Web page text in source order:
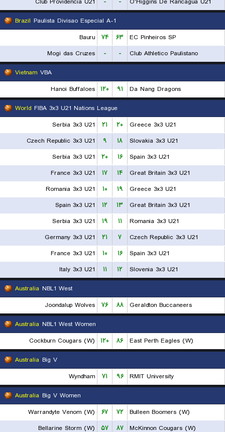
Brazil Paulista Divisao Especial A-1
Bauru
۷۴ ۶۳
EC Pinheiros SP
Mogi das Cruzes
- -
Club Athletico Paulistano
Vietnam VBA
Hanoi Buffaloes ۱۲۰ ۹۱
Da Nang Dragons
World FIBA 3x3 U21 Nations League
Serbia 3x3 U21
۲۱ ۲۰
Greece 3x3 U21
Czech Republic 3x3 U21
۹ ۱۸
Slovakia 3x3 U21
Serbia 3x3 U21
۲۰ ۱۶
Spain 3x3 U21
France 3x3 U21
۱۷ ۱۴
Great Britain 3x3 U21
Romania 3x3 U21
۱۰ ۱۹
Greece 3x3 U21
Spain 3x3 U21
۱۲ ۱۳
Great Britain 3x3 U21
Serbia 3x3 U21
۱۹ ۱۱
Romania 3x3 U21
Germany 3x3 U21
۲۱ ۷
Czech Republic 3x3 U21
France 3x3 U21
۱۰ ۱۶
Spain 3x3 U21
Italy 3x3 U21
۱۱ ۱۲
Slovenia 3x3 U21
Australia NBL1 West
Joondalup Wolves
۷۶ ۸۸
Geraldton Buccaneers
Australia NBL1 West Women
Cockburn Cougars (W)
۱۲۰ ۸۶
East Perth Eagles (W)
Australia Big V
Wyndham
۷۱ ۹۶
RMIT University
Australia Big V Women
Warrandyte Venom (W)
۶۷ ۷۲
Bulleen Boomers (W)
Bellarine Storm (W)
۵۷ ۸۷
McKinnon Cougars (W)